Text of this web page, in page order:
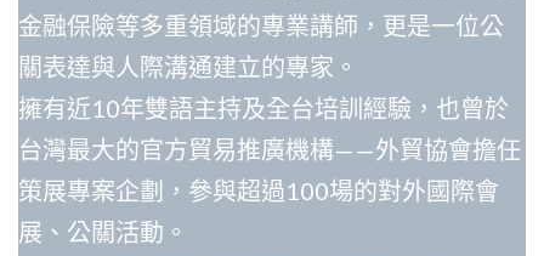
金融保險等多重領域的專業講師，更是一位公
關表達與人際溝通建立的專家。
擁有近10年雙語主持及全台培訓經驗，也曾於
台灣最大的官方貿易推廣機構——外貿協會擔任
策展專案企劃，參與超過100場的對外國際會
展、公關活動。